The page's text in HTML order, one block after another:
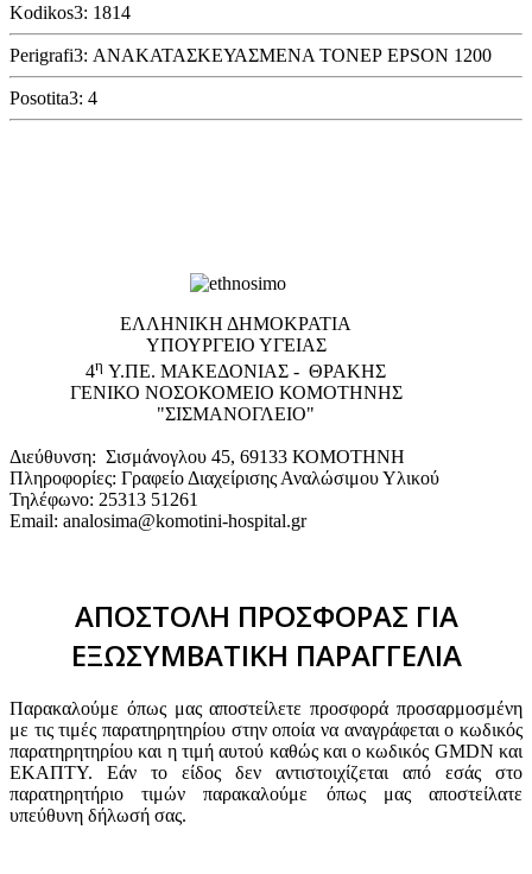
Kodikos3: 1814
Perigrafi3: ΑΝΑΚΑΤΑΣΚΕΥΑΣΜΕΝΑ ΤΟΝΕΡ EPSON 1200
Posotita3: 4
EΛΛΗΝΙΚΗ ΔΗΜΟΚΡΑΤΙΑ
ΥΠΟΥΡΓΕΙΟ ΥΓΕΙΑΣ
4η Υ.ΠΕ. ΜΑΚΕΔΟΝΙΑΣ - ΘΡΑΚΗΣ
ΓΕΝΙΚΟ NΟΣΟΚΟΜΕΙΟ ΚΟΜΟΤΗΝΗΣ
"ΣΙΣΜΑΝΟΓΛΕΙΟ"
Διεύθυνση: Σισμάνογλου 45, 69133 ΚΟΜΟΤΗΝΗ
Πληροφορίες: Γραφείο Διαχείρισης Αναλώσιμου Υλικού
Τηλέφωνο: 25313 51261
Email: analosima@komotini-hospital.gr
ΑΠΟΣΤΟΛΗ ΠΡΟΣΦΟΡΑΣ ΓΙΑ
ΕΞΩΣΥΜΒΑΤΙΚΗ ΠΑΡΑΓΓΕΛΙΑ
Παρακαλούμε όπως μας αποστείλετε προσφορά προσαρμοσμένη
με τις τιμές παρατηρητηρίου στην οποία να αναγράφεται ο κωδικός
παρατηρητηρίου και η τιμή αυτού καθώς και ο κωδικός GMDN και
ΕΚΑΠΤΥ. Εάν το είδος δεν αντιστοιχίζεται από εσάς στο
παρατηρητήριο τιμών παρακαλούμε όπως μας αποστείλατε
υπεύθυνη δήλωσή σας.